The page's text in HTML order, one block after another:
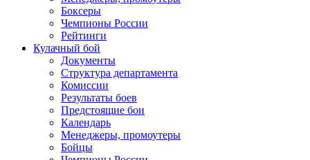
Боксеры
Чемпионы России
Рейтинги
Кулачный бой
Документы
Структура департамента
Комиссии
Результаты боев
Предстоящие бои
Календарь
Менеджеры, промоутеры
Бойцы